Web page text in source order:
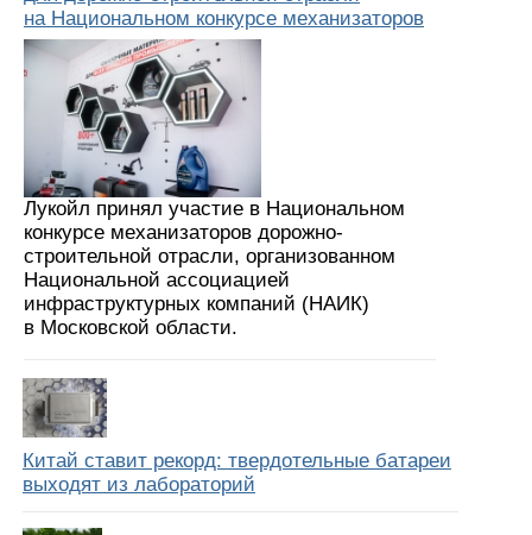
на Национальном конкурсе механизаторов
Лукойл принял участие в Национальном
конкурсе механизаторов дорожно-
строительной отрасли, организованном
Национальной ассоциацией
инфраструктурных компаний (НАИК)
в Московской области.
Китай ставит рекорд: твердотельные батареи
выходят из лабораторий